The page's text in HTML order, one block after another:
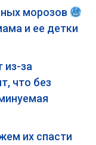
морозов
и ее детки
за
что без
их спасти